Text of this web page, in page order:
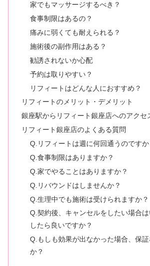
家でもマッサージするべき？
食事制限はあるの？
痛みに弱くても耐えられる？
施術後の副作用はある？
勧誘されないか心配
予約は取りやすい？
リフィートはどんな人におすすめ？
リフィートのメリット・デメリット
銀座駅からリフィート銀座店へのアクセ
リフィート銀座店のよくある質問
Q.リフィートは週に何回通うのですか
Q.食事制限はありますか？
Q.家でやることはありますか？
Q.リバウンドはしませんか？
Q.生理中でも施術は受けられますか？
Q.契約後、キャンセルをしたい場合
したら良いですか？
Q.もしも効果が出なかった場合、保
か？